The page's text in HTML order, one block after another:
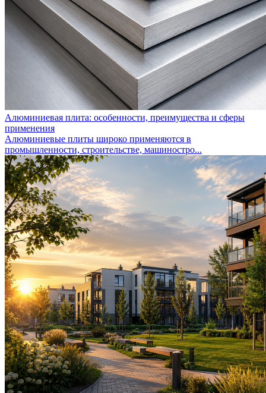
Алюминиевая плита: особенности, преимущества и сферы
применения
Алюминиевые плиты широко применяются в
промышленности, строительстве, машиностро...